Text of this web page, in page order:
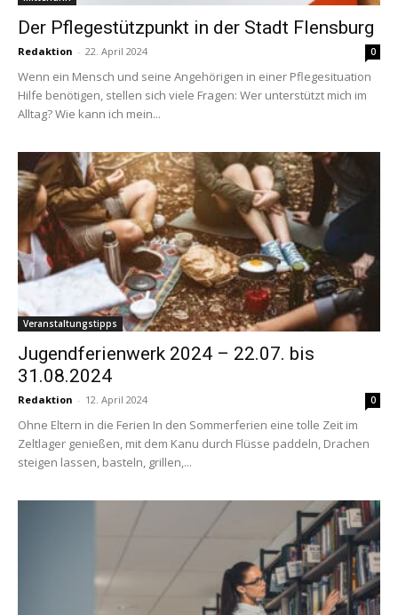
Der Pflegestützpunkt in der Stadt Flensburg
Redaktion - 22. April 2024 0
Wenn ein Mensch und seine Angehörigen in einer Pflegesituation
Hilfe benötigen, stellen sich viele Fragen: Wer unterstützt mich im
Alltag? Wie kann ich mein...
Veranstaltungstipps
Jugendferienwerk 2024 – 22.07. bis
31.08.2024
Redaktion - 12. April 2024 0
Ohne Eltern in die Ferien In den Sommerferien eine tolle Zeit im
Zeltlager genießen, mit dem Kanu durch Flüsse paddeln, Drachen
steigen lassen, basteln, grillen,...